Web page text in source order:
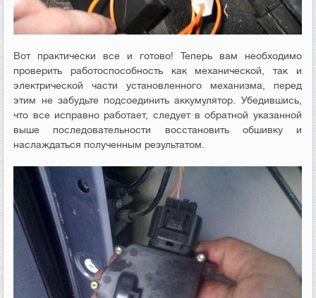
Вот практически все и готово! Теперь вам необходимо
проверить работоспособность как механической, так и
электрической части установленного механизма, перед
этим не забудьте подсоединить аккумулятор. Убедившись,
что все исправно работает, следует в обратной указанной
выше последовательности восстановить обшивку и
наслаждаться полученным результатом.